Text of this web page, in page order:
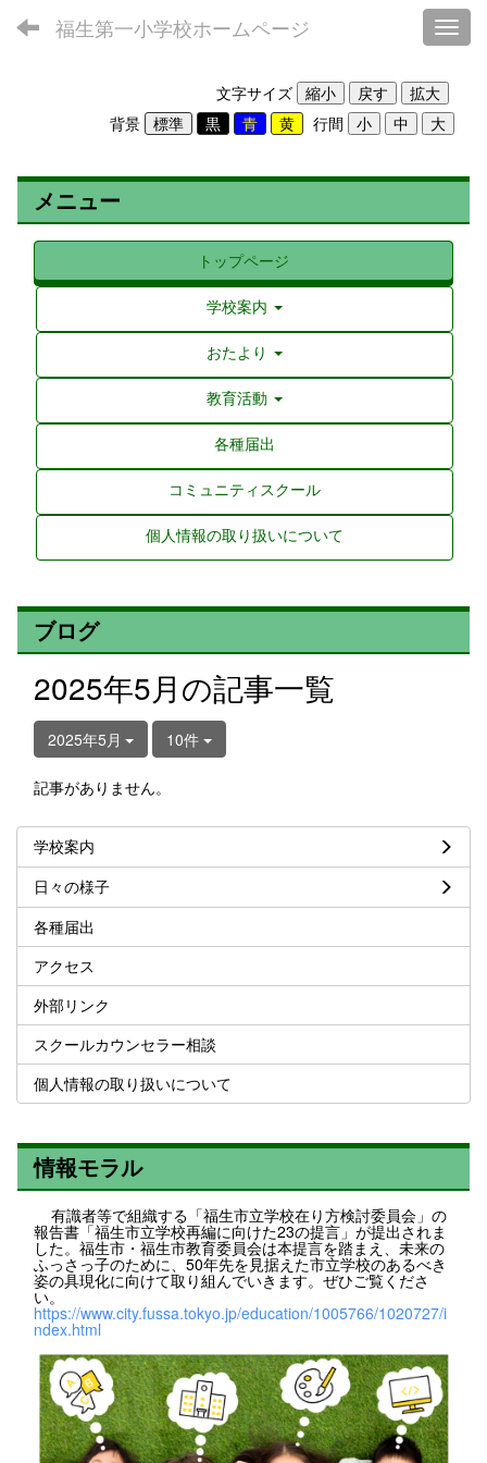
福生第一小学校ホームページ
文字サイズ
背景
行間
メニュー
トップページ
学校案内
おたより
教育活動
各種届出
コミュニティスクール
個人情報の取り扱いについて
ブログ
2025年5月の記事一覧
2025年5月 10件
記事がありません。
学校案内
日々の様子
各種届出
アクセス
外部リンク
スクールカウンセラー相談
個人情報の取り扱いについて
情報モラル
有識者等で組織する「福生市立学校在り方検討委員会」の
報告書「福生市立学校再編に向けた23の提言」が提出されま
した。福生市・福生市教育委員会は本提言を踏まえ、未来の
ふっさっ子のために、50年先を見据えた市立学校のあるべき
姿の具現化に向けて取り組んでいきます。ぜひご覧くださ
い。
https://www.city.fussa.tokyo.jp/education/1005766/1020727/i
ndex.html